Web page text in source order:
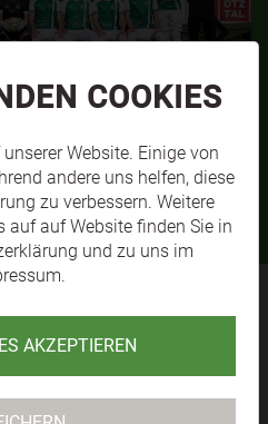
MEHR
COOKIES
Website. Einige von
andere uns helfen, diese
zu verbessern. Weitere
auf auf Website finden Sie in
und zu uns im
.
AKZEPTIEREN